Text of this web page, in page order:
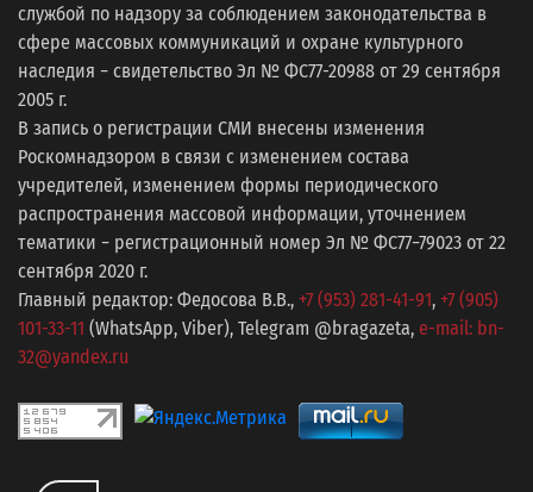
службой по надзору за соблюдением законодательства в
сфере массовых коммуникаций и охране культурного
наследия − свидетельство Эл № ФС77-20988 от 29 сентября
2005 г.
В запись о регистрации СМИ внесены изменения
Роскомнадзором в связи с изменением состава
учредителей, изменением формы периодического
распространения массовой информации, уточнением
тематики − регистрационный номер Эл № ФС77−79023 от 22
сентября 2020 г.
Главный редактор: Федосова В.В., +7 (953) 281-41-91, +7 (905)
101-33-11 (WhatsApp, Viber), Telegram @bragazeta, e-mail: bn-
32@yandex.ru